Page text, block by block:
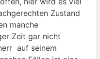
Zustand
manche
Zeit gar nicht
auf seinem